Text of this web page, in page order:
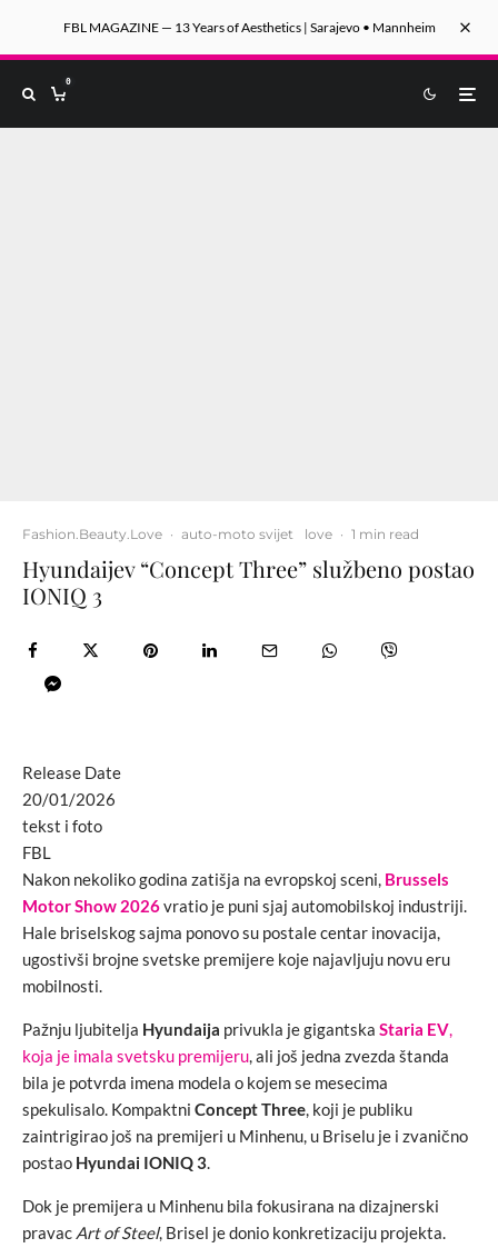
FBL MAGAZINE — 13 Years of Aesthetics | Sarajevo • Mannheim
0
Fashion.Beauty.Love · auto-moto svijet love · 1 min read
Hyundaijev “Concept Three” službeno postao
IONIQ 3
Release Date
20/01/2026
tekst i foto
FBL
Nakon nekoliko godina zatišja na evropskoj sceni, Brussels
Motor Show 2026vratio je puni sjaj automobilskoj industriji.
Hale briselskog sajma ponovo su postale centar inovacija,
ugostivši brojne svetske premijere koje najavljuju novu eru
mobilnosti.
Pažnju ljubitelja Hyundaija privukla je gigantska Staria EV,
koja je imala svetsku premijeru, ali još jedna zvezda štanda
bila je potvrda imena modela o kojem se mesecima
spekulisalo. Kompaktni Concept Three, koji je publiku
zaintrigirao još na premijeri u Minhenu, u Briselu je i zvanično
postao Hyundai IONIQ 3.
Dok je premijera u Minhenu bila fokusirana na dizajnerski
pravac Art of Steel, Brisel je donio konkretizaciju projekta.